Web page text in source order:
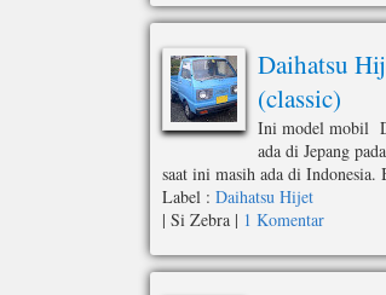
Daihatsu
(classic)
Ini model mobil
ada di Jepang
saat ini masih ada di Indonesia.
Label : Daihatsu Hijet
| Si Zebra| 1 Komentar